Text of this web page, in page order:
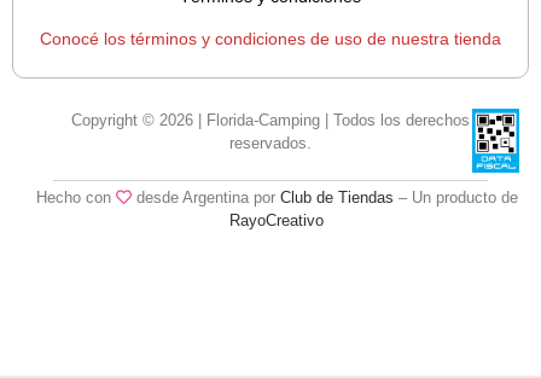
Conocé los términos y condiciones de uso de nuestra tienda
Copyright © 2026 | Florida-Camping | Todos los derechos
reservados.
Hecho con desde Argentina por Club de Tiendas – Un producto de
RayoCreativo